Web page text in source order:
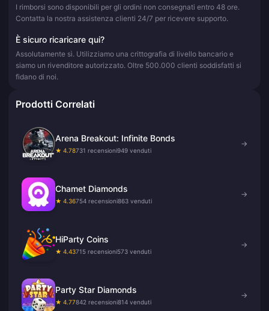
I rimborsi sono disponibili per gli ordini non consegnati entro 48 ore.
Contatta la nostra assistenza clienti 24/7 per ricevere supporto.
È sicuro ricaricare qui?
Assolutamente sì. Utilizziamo una crittografia di livello bancario e
siamo un rivenditore autorizzato. Oltre 500.000 clienti soddisfatti si
fidano di noi.
Prodotti Correlati
Arena Breakout: Infinite Bonds
★ 4.78731 recensioni949 venduti
→
Chamet Diamonds
★ 4.36754 recensioni863 venduti
→
HiParty Coins
★ 4.43715 recensioni573 venduti
→
Party Star Diamonds
★ 4.77842 recensioni814 venduti
→